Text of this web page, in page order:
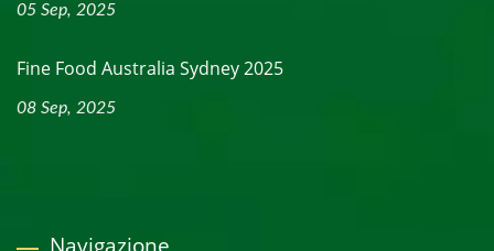
05 Sep, 2025
Fine Food Australia Sydney 2025
08 Sep, 2025